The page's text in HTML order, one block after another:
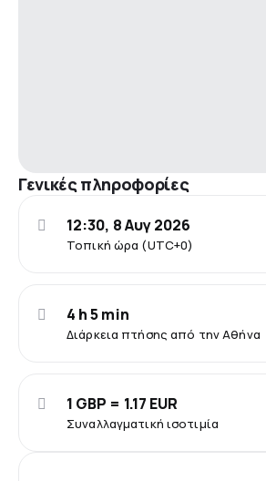
Γενικές πληροφορίες
Τοπική ώρα (UTC+0)
12:30, 8 Αυγ 2026
Διάρκεια πτήσης από την Αθήνα
4 h 5 min
Συναλλαγματική ισοτιμία
1 GBP = 1.17 EUR